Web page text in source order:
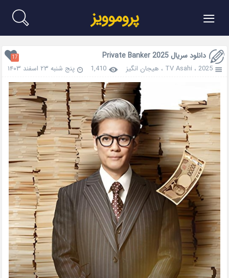
≡ پروموویز
دانلود سریال Private Banker 2025 17
2025 ، TV Asahi ، هیجان انگیز 1,410 پنج شنبه ۲۳ اسفند ۱۴۰۳